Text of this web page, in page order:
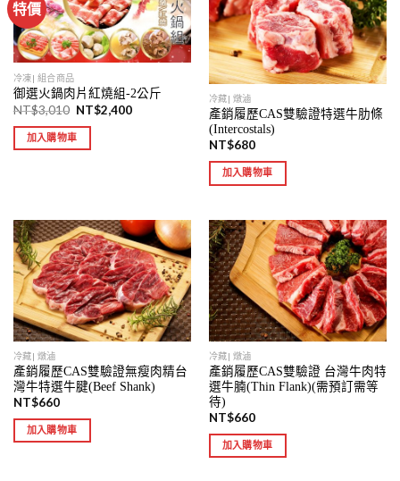
特價
冷凍| 組合商品
御選火鍋肉片紅燒組-2公斤
NT$3,010 NT$2,400
加入購物車
冷藏| 燉滷
產銷履歷CAS雙驗證特選牛肋條
(Intercostals)
NT$680
加入購物車
冷藏| 燉滷
產銷履歷CAS雙驗證無瘦肉精台
灣牛特選牛腱(Beef Shank)
NT$660
加入購物車
冷藏| 燉滷
產銷履歷CAS雙驗證 台灣牛肉特
選牛腩(Thin Flank)(需預訂需等
待)
NT$660
加入購物車